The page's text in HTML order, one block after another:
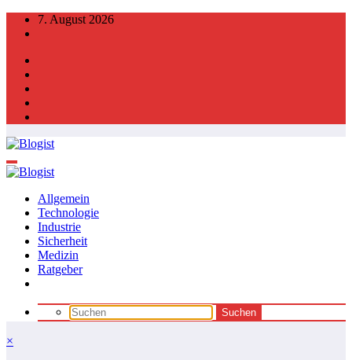
Zum
Inhalt
7. August 2026
Allgemein
Technologie
Industrie
Sicherheit
Medizin
Ratgeber
×